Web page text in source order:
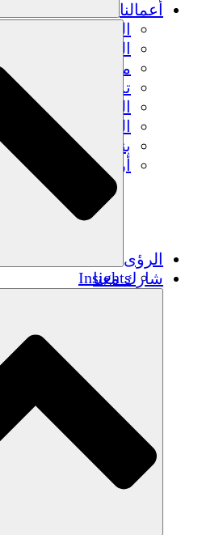
أعمالنا
الزراعة المستدامة
التعافي من الزلزال
مياه نظيفة
تمكين المرأة
الشباب والطلاب
الحفاظ على التراث
بناء القدرات
أرصدة الكربون
الرؤى
Insights
شارك معنا